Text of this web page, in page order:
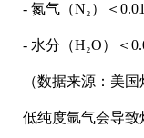
- 氮气（N₂）＜
- 水分（H₂O）＜
（数据来源：美国
低纯度氩气会导致